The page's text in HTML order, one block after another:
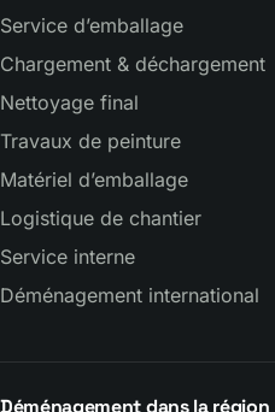
Service d’emballage
Chargement & déchargement
Nettoyage final
Travaux de peinture
Matériel d’emballage
Logistique de chantier
Service interne
Déménagement international
Déménagement dans la région